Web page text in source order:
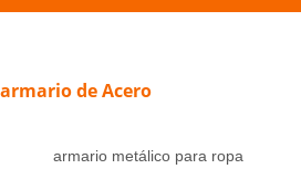
armario de Acero
armario metálico para ropa